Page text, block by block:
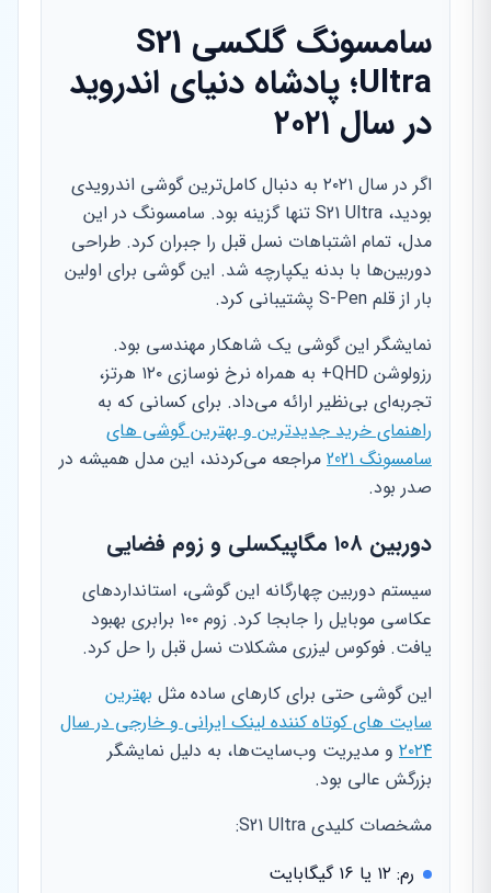
سامسونگ گلکسی S21
Ultra؛ پادشاه دنیای اندروید
در سال ۲۰۲۱
اگر در سال ۲۰۲۱ به دنبال کامل‌ترین گوشی اندرویدی
بودید، S21 Ultra تنها گزینه بود. سامسونگ در این
مدل، تمام اشتباهات نسل قبل را جبران کرد. طراحی
دوربین‌ها با بدنه یکپارچه شد. این گوشی برای اولین
بار از قلم S-Pen پشتیبانی کرد.
نمایشگر این گوشی یک شاهکار مهندسی بود.
رزولوشن QHD+ به همراه نرخ نوسازی ۱۲۰ هرتز،
تجربه‌ای بی‌نظیر ارائه می‌داد. برای کسانی که به
راهنمای خرید جدیدترین و بهترین گوشی های
سامسونگ 2021
مراجعه می‌کردند، این مدل همیشه در
صدر بود.
دوربین ۱۰۸ مگاپیکسلی و زوم فضایی
سیستم دوربین چهارگانه این گوشی، استانداردهای
عکاسی موبایل را جابجا کرد. زوم ۱۰۰ برابری بهبود
یافت. فوکوس لیزری مشکلات نسل قبل را حل کرد.
این گوشی حتی برای کارهای ساده مثل بهترین
سایت های کوتاه کننده لینک ایرانی و خارجی در سال
۲۰۲۴ و مدیریت وب‌سایت‌ها، به دلیل نمایشگر
بزرگش عالی بود.
مشخصات کلیدی S21 Ultra:
رم: ۱۲ یا ۱۶ گیگابایت